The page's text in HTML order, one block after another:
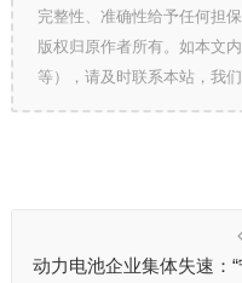
完整性、准确性给予任何担
版权归原作者所有。如本文
等），请及时联系本站，我们
动力电池企业集体失速：